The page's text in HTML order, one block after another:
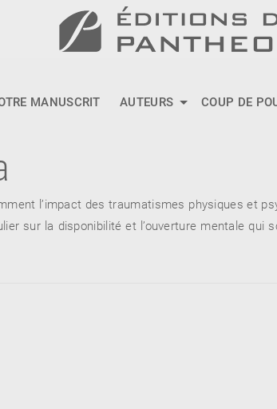
MANUSCRIT AUTEURS COUP DE
l’impact des traumatismes physiques et
sur la disponibilité et l’ouverture mentale qui